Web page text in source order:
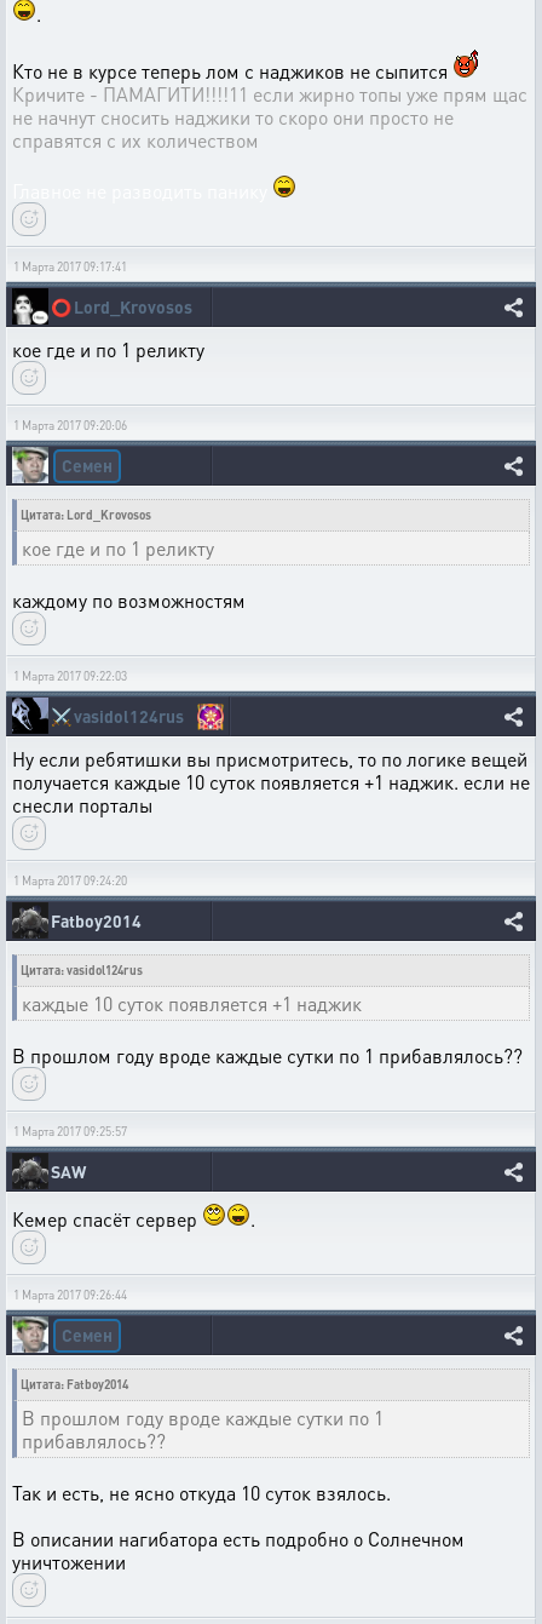
.
Кто не в курсе теперь лом с наджиков не сыпится
Кричите - ПАМАГИТИ!!!!11 если жирно топы уже прям щас
не начнут сносить наджики то скоро они просто не
справятся с их количеством
1 Марта 2017 09:17:41
⭕Lord_Krovosos
кое где и по 1 реликту
1 Марта 2017 09:20:06
Семен
Цитата: Lord_Krovosos
кое где и по 1 реликту
каждому по возможностям
1 Марта 2017 09:22:03
⚔️vasidol124rus
Ну если ребятишки вы присмотритесь, то по логике вещей
получается каждые 10 суток появляется +1 наджик. если не
снесли порталы
1 Марта 2017 09:24:20
Fatboy2014
Цитата: vasidol124rus
каждые 10 суток появляется +1 наджик
В прошлом году вроде каждые сутки по 1 прибавлялось??
1 Марта 2017 09:25:57
SAW
Кемер спасёт сервер .
1 Марта 2017 09:26:44
Семен
Цитата: Fatboy2014
В прошлом году вроде каждые сутки по 1
прибавлялось??
Так и есть, не ясно откуда 10 суток взялось.
В описании нагибатора есть подробно о Солнечном
уничтожении